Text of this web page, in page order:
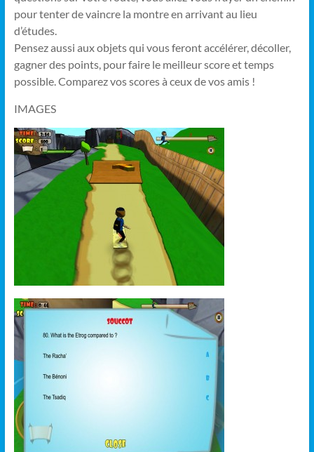
pour tenter de vaincre la montre en arrivant au lieu
d’études.
Pensez aussi aux objets qui vous feront accélérer, décoller,
gagner des points, pour faire le meilleur score et temps
possible. Comparez vos scores à ceux de vos amis !
IMAGES